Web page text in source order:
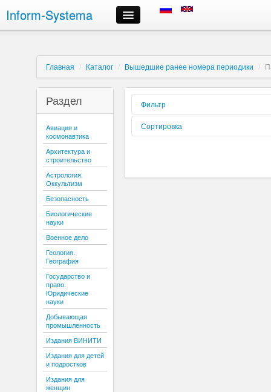
Inform-Systema
Контроль заказа
О компании
Российские информационные ресурсы, предлагаемые нами
Доставка
Сроки выполнения заказов
Регистрация и авторизация
Выбор информационных ресурсов и размещение заказа
Личный кабинет
Отмена заказа
Контактная информация
Главная / Каталог / Вышедшие ранее номера периодики /
Раздел
Авиация и
космонавтика
Архитектура и
строительство
Астрология.
Оккультизм
Безопасность
Биологические
науки
Военное дело
Геология.
География
Государство и
право.
Юридические
науки
Добывающая
промышленность
Издания ВИНИТИ
Издания для детей
и подростков
Издания для
женщин
Фильтр
Форма
реализации:
Сортировка